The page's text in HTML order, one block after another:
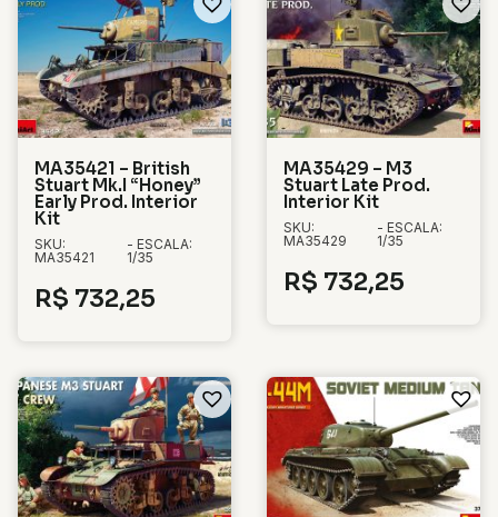
MA35421 – British
Stuart Mk.I “Honey”
Early Prod. Interior
Kit
SKU:
MA35421
- ESCALA:
1/35
R$ 732,25
MA35429 – M3
Stuart Late Prod.
Interior Kit
SKU:
MA35429
- ESCALA:
1/35
R$ 732,25